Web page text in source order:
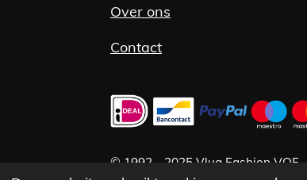
Over ons
Contact
© 1992 - 2025 Vlug Fashion VOF